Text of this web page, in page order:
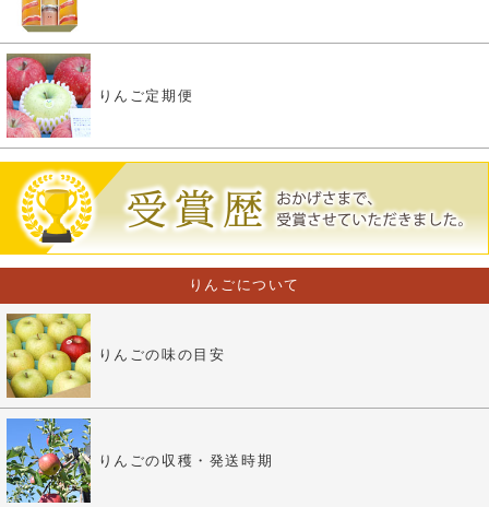
りんご定期便
りんごについて
りんごの味の目安
りんごの収穫・発送時期